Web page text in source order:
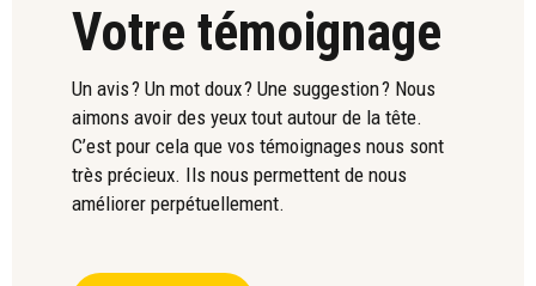
Votre témoignage
Un avis ? Un mot doux ? Une suggestion ? Nous
aimons avoir des yeux tout autour de la tête.
C’est pour cela que vos témoignages nous sont
très précieux. Ils nous permettent de nous
améliorer perpétuellement.